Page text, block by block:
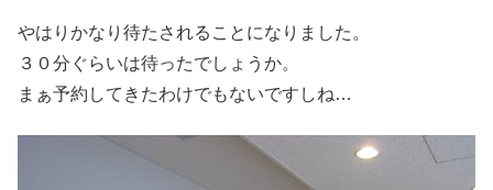
やはりかなり待たされることになりました。
３０分ぐらいは待ったでしょうか。
まぁ予約してきたわけでもないですしね…